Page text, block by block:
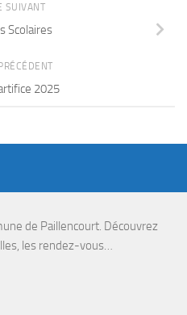
SUIVANT
Scolaires
2025
de Paillencourt. Découvrez
les rendez-vous…